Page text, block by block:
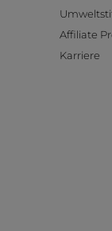
Affiliate
Karriere